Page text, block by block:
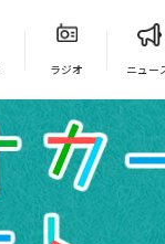
ラジオ ニュー